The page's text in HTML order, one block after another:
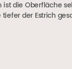
die Oberfläche
der Estrich